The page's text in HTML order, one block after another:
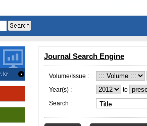
Journal Search Engine
Volume/Issue :
Year(s) :
to
Search :